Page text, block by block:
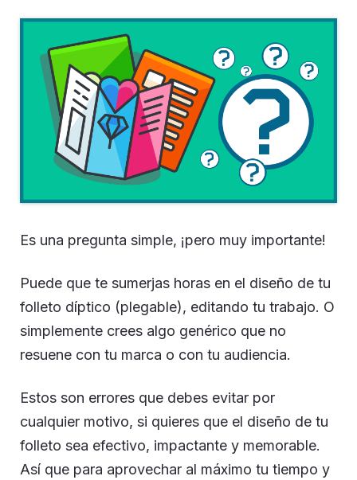
Es una pregunta simple, ¡pero muy importante!
Puede que te sumerjas horas en el diseño de tu
folleto díptico (plegable), editando tu trabajo. O
simplemente crees algo genérico que no
resuene con tu marca o con tu audiencia.
Estos son errores que debes evitar por
cualquier motivo, si quieres que el diseño de tu
folleto sea efectivo, impactante y memorable.
Así que para aprovechar al máximo tu tiempo y